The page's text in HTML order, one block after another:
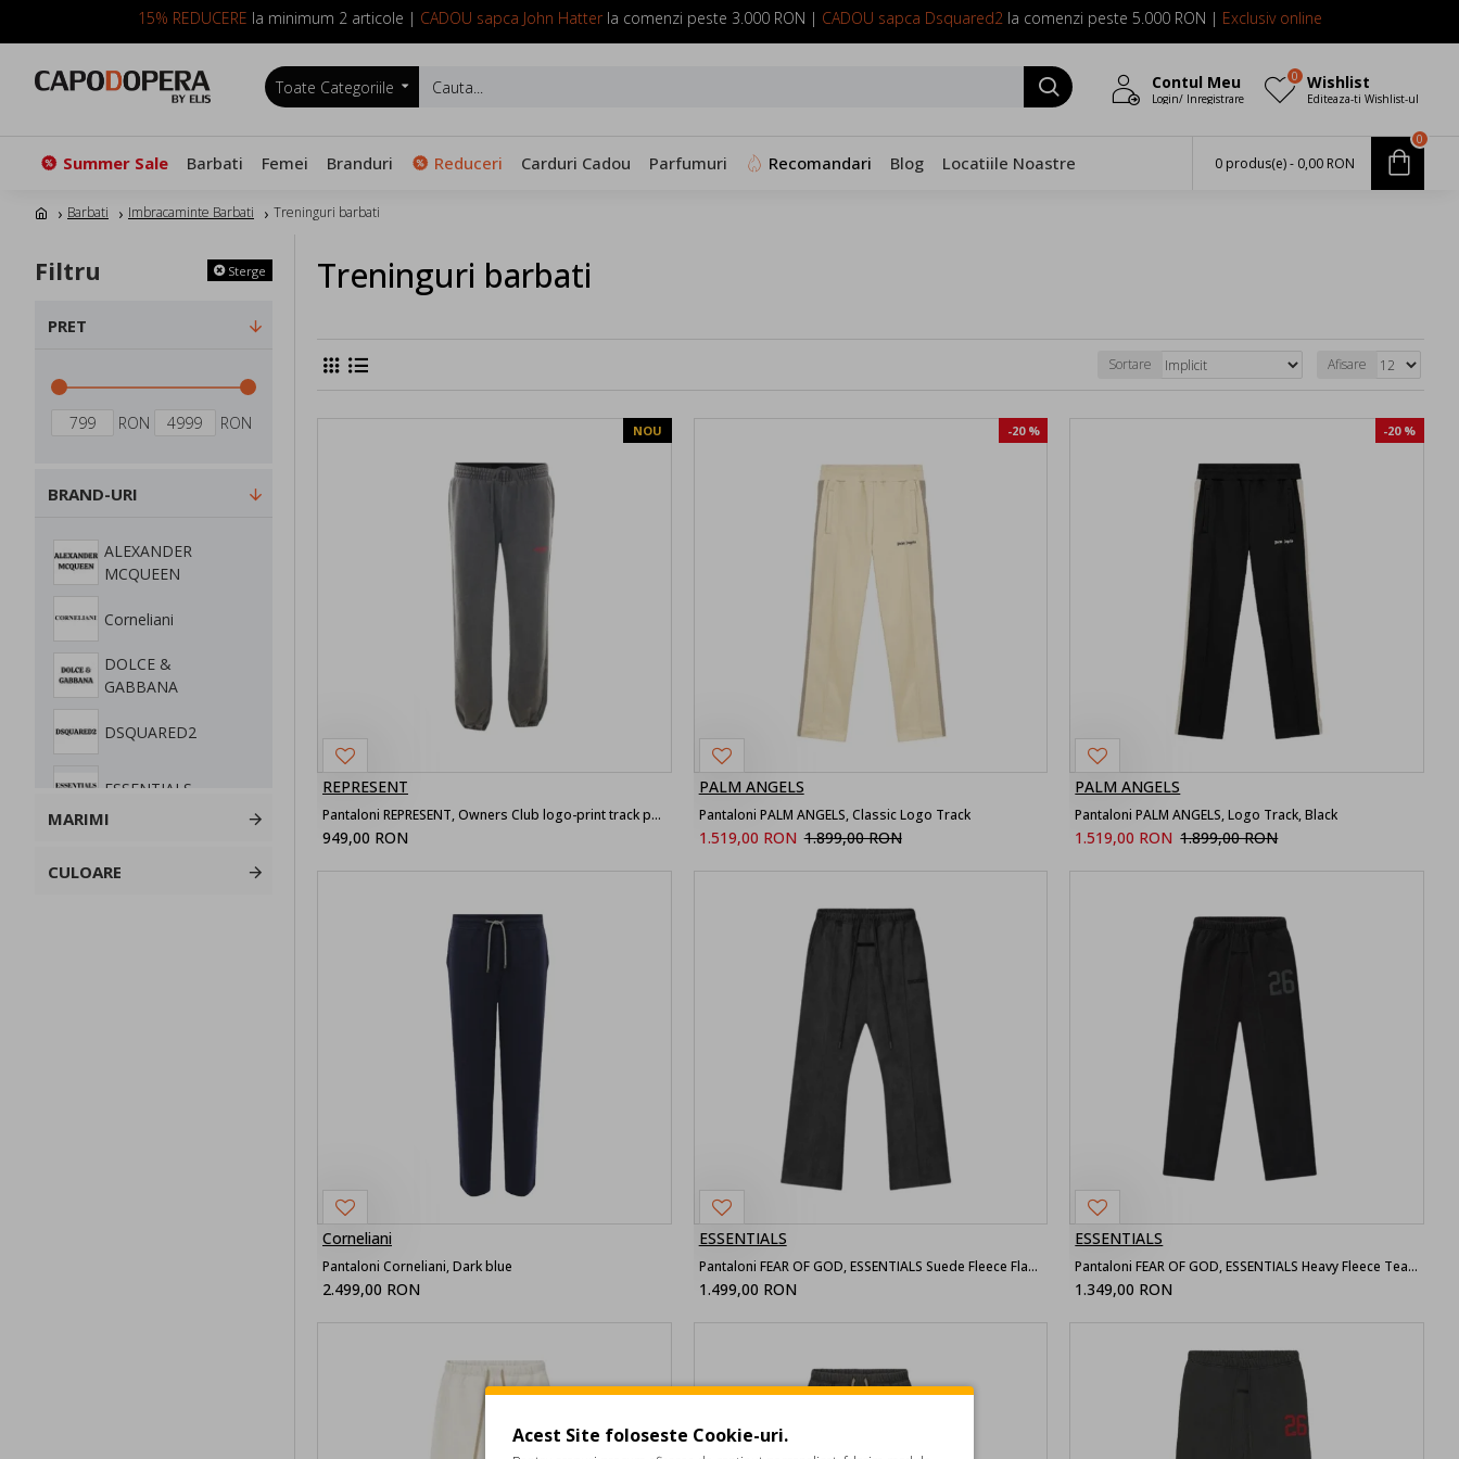
15% REDUCERE la minimum 2 articole | CADOU sapca John Hatterla comenzi peste 3.000 RON | CADOU sapca Dsquared2la comenzi peste 5.000 RON | Exclusiv online
SUNA ACUM: 0799 098 088
Toate Categoriile Contul Meu
Login/ Inregistrare
Wishlist
Editeaza-ti Wishlist-ul
0
Summer Sale Barbati Femei Branduri Reduceri Carduri Cadou Parfumuri Recomandari Blog Locatiile Noastre 0 produs(e) - 0,00 RON
0
Barbati Imbracaminte Barbati Treninguri barbati
Filtru Sterge
PRET
RON RON
BRAND-URI
ALEXANDER
MCQUEEN
Corneliani
DOLCE &
GABBANA
DSQUARED2
ESSENTIALS
CULOARE
MARIMI
Treninguri barbati
Sortare Afisare
NOU
REPRESENT
Pantaloni REPRESENT, Owners Club logo-print track pants
949,00 RON
-20 %
PALM ANGELS
Pantaloni PALM ANGELS, Classic Logo Track
1.519,00 RON 1.899,00 RON
-20 %
PALM ANGELS
Pantaloni PALM ANGELS, Logo Track, Black
1.519,00 RON 1.899,00 RON
Corneliani
Pantaloni Corneliani, Dark blue
2.499,00 RON
ESSENTIALS
Pantaloni FEAR OF GOD, ESSENTIALS Suede Fleece Flare Sweatpant, Grey
1.499,00 RON
ESSENTIALS
Pantaloni FEAR OF GOD, ESSENTIALS Heavy Fleece Tearaway Sweatpant
1.349,00 RON
Acest Site foloseste Cookie-uri.